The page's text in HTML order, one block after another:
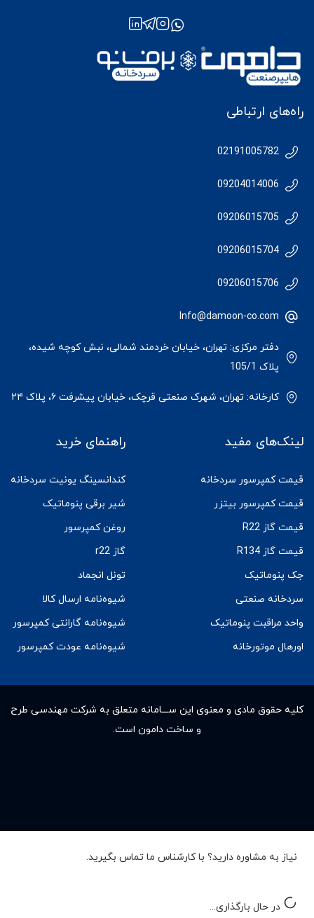
راه‌های ارتباطی
02191005782
09204014006
09206015705
09206015704
09206015706
Info@damoon-co.com
دفتر مرکزی: تهران، خیابان خردمند شمالی، نبش کوچه شیده،
پلاک 105/1
کارخانه: تهران، شهرک صنعتی قرچک، خیابان پیشرفت ۶، پلاک ۲۴
لینک‌های مفید
قیمت کمپرسور سردخانه
قیمت کمپرسور بیتزر
قیمت گاز R22
قیمت گاز R134
جک پنوماتیک
سردخانه صنعتی
واحد مراقبت پنوماتیک
اورهال موتورخانه
راهنمای خرید
کندانسینگ یونیت سردخانه
شیر برقی پنوماتیک
روغن کمپرسور
گاز r22
تونل انجماد
شیوه‌نامه ارسال کالا
شیوه‌نامه گارانتی کمپرسور
شیوه‌نامه عودت کمپرسور
کلیه حقوق مادى و معنوى این ســـامانه متعلق به شرکت مهندسی طرح
و ساخت دامون است.
نیاز به مشاوره دارید؟ با کارشناس ما تماس بگیرید.
در حال بارگذاری...